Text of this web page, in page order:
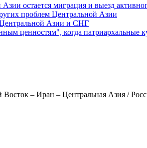
остается миграция и выезд
проблем Центральной Азии
Центральной Азии и СНГ
ценностям", когда патриархальные
Восток – Иран – Центральная Азия /